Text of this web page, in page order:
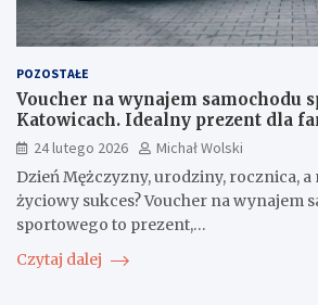
POZOSTAŁE
Voucher na wynajem samochodu
Katowicach. Idealny prezent dla
24 lutego 2026
Michał Wolski
Dzień Mężczyzny, urodziny, rocznica, a
życiowy sukces? Voucher na wynajem
sportowego to prezent,…
Czytaj dalej